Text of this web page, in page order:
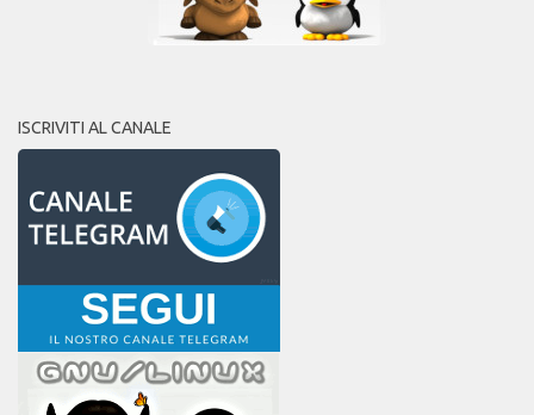
ISCRIVITI AL CANALE